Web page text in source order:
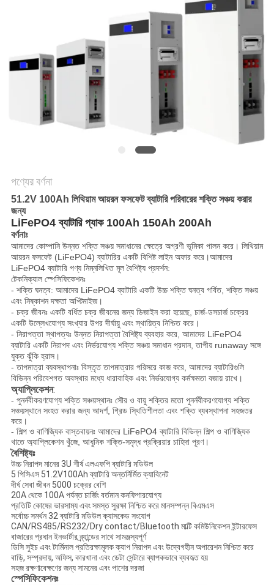
ম্যাপ
গোপনীয়তা
পণ্যের বর্ণনা
51.2V 100Ah লিথিয়াম আয়রন ফসফেট ব্যাটারি পরিবারের শক্তি সঞ্চয় করার
জন্য
LiFePO4 ব্যাটারি প্যাক 100Ah 150Ah 200Ah
বর্ণনাঃ
আমাদের কোম্পানি উন্নত শক্তি সঞ্চয় সমাধানের ক্ষেত্রে অগ্রণী ভূমিকা পালন করে। লিথিয়াম
আয়রন ফসফেট (LiFePO4) ব্যাটারির একটি বিশিষ্ট লাইন অফার করে।আমাদের
LiFePO4 ব্যাটারি পণ্য নিম্নলিখিত মূল বৈশিষ্ট্য প্রদর্শন:
টেকনিক্যাল স্পেসিফিকেশনঃ
- শক্তি ঘনত্ব: আমাদের LiFePO4 ব্যাটারি একটি উচ্চ শক্তি ঘনত্ব গর্বিত, শক্তি সঞ্চয়
এবং নিষ্কাশন দক্ষতা অপ্টিমাইজ।
- চক্র জীবনঃ একটি বর্ধিত চক্র জীবনের জন্য ডিজাইন করা হয়েছে, চার্জ-ডসচার্জ চক্রের
একটি উল্লেখযোগ্য সংখ্যার উপর দীর্ঘায়ু এবং স্থায়িত্ব নিশ্চিত করে।
- নিরাপত্তা স্থাপত্যঃ উন্নত নিরাপত্তা বৈশিষ্ট্য ব্যবহার করে, আমাদের LiFePO4
ব্যাটারি একটি নিরাপদ এবং নির্ভরযোগ্য শক্তি সঞ্চয় সমাধান প্রদান, তাপীয় runaway সঙ্গে
যুক্ত ঝুঁকি হ্রাস।
- তাপমাত্রা ব্যবস্থাপনাঃ বিস্তৃত তাপমাত্রার পরিসরে কাজ করে, আমাদের ব্যাটারিগুলি
বিভিন্ন পরিবেশগত অবস্থার মধ্যে ধারাবাহিক এবং নির্ভরযোগ্য কর্মক্ষমতা বজায় রাখে।
অ্যাপ্লিকেশন:
- পুনর্নবীকরণযোগ্য শক্তি সঞ্চয়স্থানঃ সৌর ও বায়ু শক্তির মতো পুনর্নবীকরণযোগ্য শক্তি
সঞ্চয়স্থানে সংহত করার জন্য আদর্শ, গ্রিড স্থিতিশীলতা এবং শক্তি ব্যবস্থাপনা সহজতর
করে।
- শিল্প ও বাণিজ্যিক বাস্তবায়নঃ আমাদের LiFePO4 ব্যাটারি বিভিন্ন শিল্প ও বাণিজ্যিক
খাতে অ্যাপ্লিকেশন খুঁজে, আধুনিক শক্তি-সমৃদ্ধ প্রক্রিয়ার চাহিদা পূরণ।
বৈশিষ্ট্যঃ
উচ্চ নিরাপদ মানের 3U শীর্ষ এলএফপি ব্যাটারি মডিউল
5 পিসিএস 51.2V100Ah ব্যাটারি অন্তর্নির্মিত ক্যাবিনেট
দীর্ঘ সেবা জীবন 5000 চক্রের বেশি
20A থেকে 100A পর্যন্ত চার্জিং বর্তমান কনফিগারযোগ্য
প্রতিটি কোষের ভারসাম্য এবং সমস্ত সুরক্ষা নিশ্চিত করে মানসম্পন্ন বিএমএস
সর্বোচ্চ সমর্থন 32 ব্যাটারি মডিউল ক্যাসকেড সংযোগ
CAN/RS485/RS232/Dry contact/Bluetooth মাল্টি কমিউনিকেশন ইন্টারফেস
বাজারের প্রধান ইনভার্টার ব্র্যান্ডের সাথে সামঞ্জস্যপূর্ণ
ডিসি সুইচ এবং টার্মিনাল প্রতিরক্ষামূলক ক্যাপ নিরাপদ এবং উদ্বেগহীন অপারেশন নিশ্চিত করে
বাড়ি, সম্প্রদায়, অফিস, কারখানা এবং ডেটা সেন্টারে ব্যাপকভাবে ব্যবহৃত হয়
সহজ রক্ষণাবেক্ষণের জন্য সামনের এবং পাশের দরজা
স্পেসিফিকেশনঃ